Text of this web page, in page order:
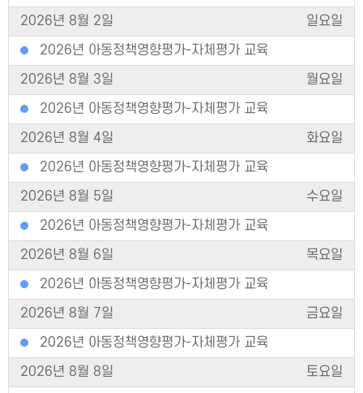
2026년 8월 2일
일요일
2026년 아동정책영향평가-자체평가 교육
2026년 8월 3일
월요일
2026년 아동정책영향평가-자체평가 교육
2026년 8월 4일
화요일
2026년 아동정책영향평가-자체평가 교육
2026년 8월 5일
수요일
2026년 아동정책영향평가-자체평가 교육
2026년 8월 6일
목요일
2026년 아동정책영향평가-자체평가 교육
2026년 8월 7일
금요일
2026년 아동정책영향평가-자체평가 교육
2026년 8월 8일
토요일